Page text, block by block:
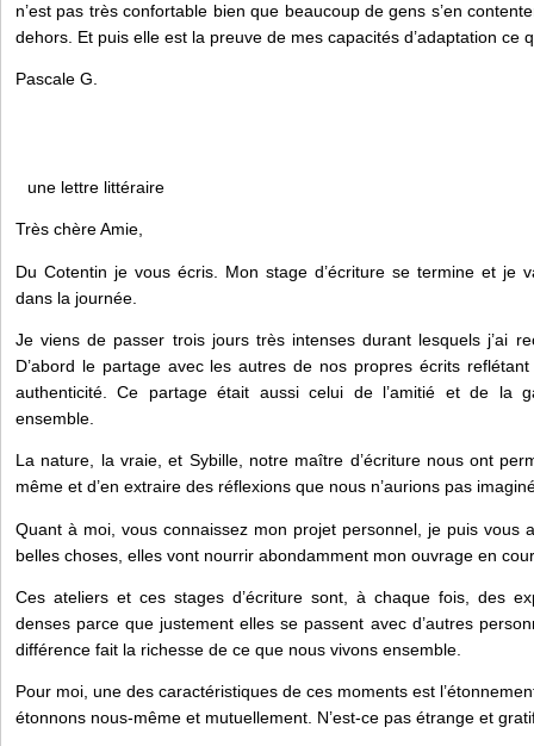
n’est pas très confortable bien que beaucoup de gens s’en
dehors. Et puis elle est la preuve de mes capacités d’adaptation ce
Pascale G.
une lettre littéraire
Très chère Amie,
Du Cotentin je vous écris. Mon stage d’écriture se termine et je
dans la journée.
Je viens de passer trois jours très intenses durant lesquels j’ai
D’abord le partage avec les autres de nos propres écrits
authenticité. Ce partage était aussi celui de l’amitié et de la
ensemble.
La nature, la vraie, et Sybille, notre maître d’écriture nous ont
même et d’en extraire des réflexions que nous n’aurions pas
Quant à moi, vous connaissez mon projet personnel, je puis vous
belles choses, elles vont nourrir abondamment mon ouvrage en
Ces ateliers et ces stages d’écriture sont, à chaque fois, des
denses parce que justement elles se passent avec d’autres
différence fait la richesse de ce que nous vivons ensemble.
Pour moi, une des caractéristiques de ces moments est
étonnons nous-même et mutuellement. N’est-ce pas étrange et